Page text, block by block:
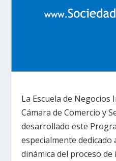
La Escuela de Negocios
Cámara de Comercio y
desarrollado este
especialmente dedicado
dinámica del proceso